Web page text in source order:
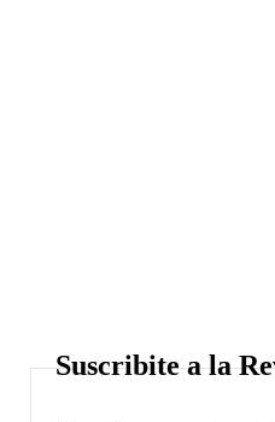
Suscribite a la